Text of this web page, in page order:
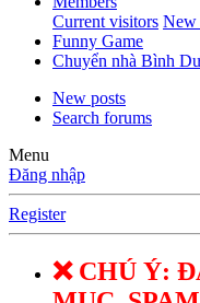
Current visitors New
Funny Game
Chuyển nhà Bình
New posts
Search forums
Menu
Đăng nhập
Register
❌ CHÚ Ý: